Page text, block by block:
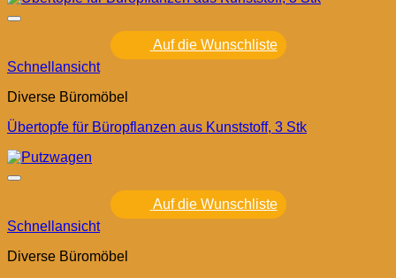
Auf die Wunschliste
Schnellansicht
Diverse Büromöbel
Übertopfe für Büropflanzen aus Kunststoff, 3 Stk
Auf die Wunschliste
Schnellansicht
Diverse Büromöbel